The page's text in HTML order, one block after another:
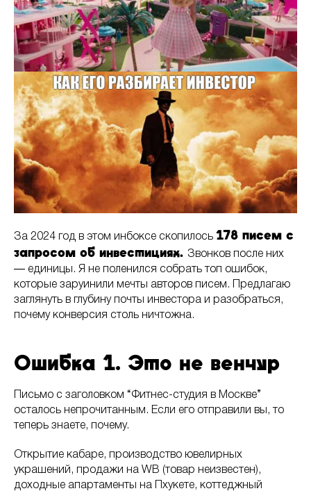
За 2024 год в этом инбоксе скопилось 178 писем с
запросом об инвестициях. Звонков после них
― единицы. Я не поленился собрать топ ошибок,
которые заруинили мечты авторов писем. Предлагаю
заглянуть в глубину почты инвестора и разобраться,
почему конверсия столь ничтожна.
Ошибка 1. Это не венчур
Письмо с заголовком “Фитнес-студия в Москве”
осталось непрочитанным. Если его отправили вы, то
теперь знаете, почему.
Открытие кабаре, производство ювелирных
украшений, продажи на WB (товар неизвестен),
доходные апартаменты на Пхукете, коттеджный